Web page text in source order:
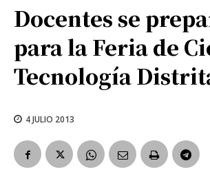
Docentes se
para la Feria de
Tecnología
4 JULIO 2013